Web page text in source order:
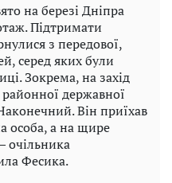
на березі Дніпра
Підтримати
з передової,
серед яких були
Зокрема, на захід
районної державної
Він приїхав
особа, а на щире
очільника
Фесика.